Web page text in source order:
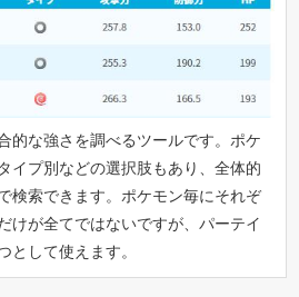
的な強さを調べるツールです。ポケ
イプ別などの選択肢もあり、全体的
検索できます。ポケモン毎にそれぞ
けが全てではないですが、パーテイ
として使えます。